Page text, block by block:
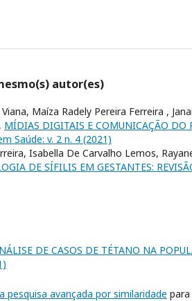
autor(es)
Maíza Radely Pereira Ferreira ,
MÍDIAS DIGITAIS E COMUNICAÇÃO DO
Saúde: v. 2 n. 4 (2021)
Isabella De Carvalho Lemos,
DE SÍFILIS EM GESTANTES:
DE CASOS DE TÉTANO NA
pesquisa avançada por similaridade